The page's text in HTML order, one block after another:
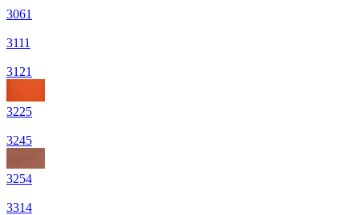
3061
3111
3121
3225
3245
3254
3314